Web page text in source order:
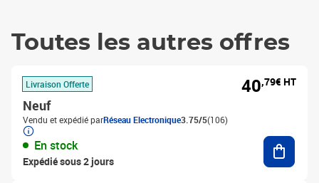
Toutes les autres offres
Livraison Offerte
Neuf
Vendu et expédié parRéseau Electronique3.75/5(106)
En stock
Expédié sous 2 jours
40,79€ HT